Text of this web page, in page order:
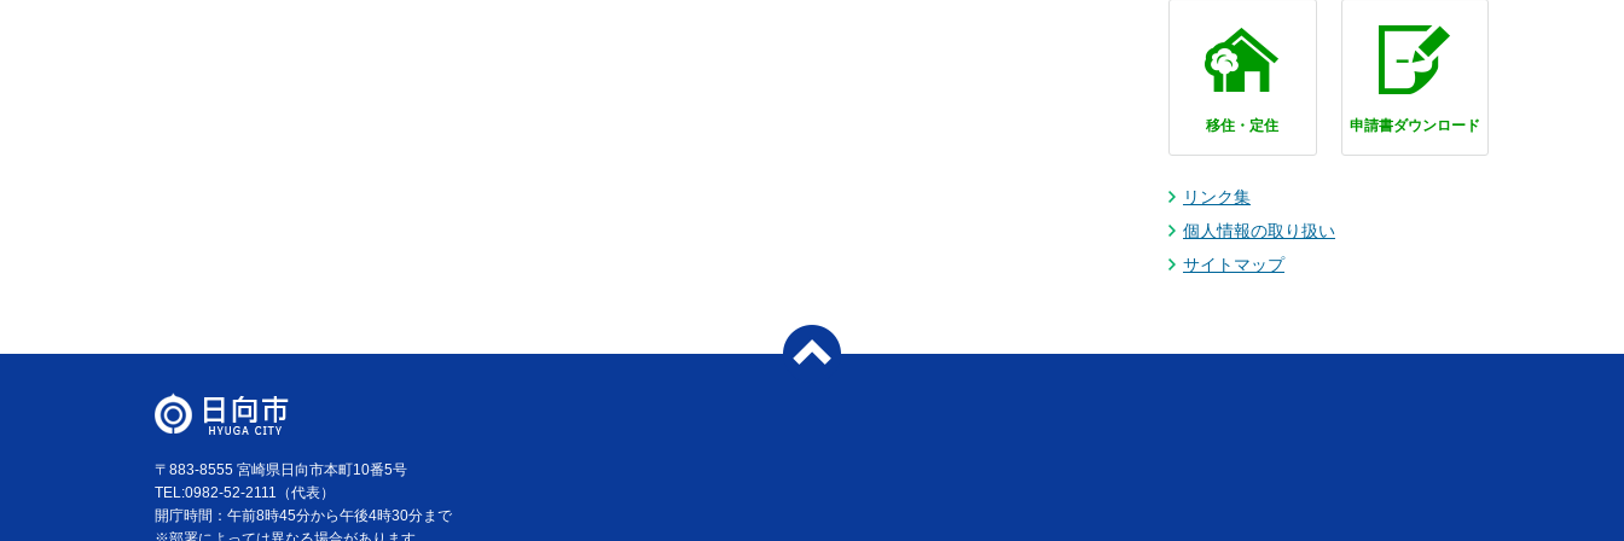
移住・定住 申請書ダウンロード
リンク集
個人情報の取り扱い
サイトマップ
〒883-8555 宮崎県日向市本町10番5号
TEL:0982-52-2111（代表）
開庁時間：午前8時45分から午後4時30分まで